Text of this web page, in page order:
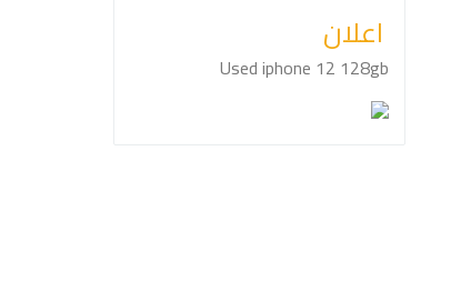
اعلان
Used iphone 12 128gb